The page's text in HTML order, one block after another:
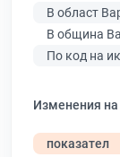
В област
В община
По код на
Изменения на
показател